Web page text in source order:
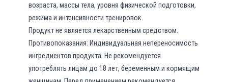
возраста, массы тела, уровня физической подготовки,
режима и интенсивности тренировок.
Продукт не является лекарственным средством.
Противопоказания: Индивидуальная непереносимость
ингредиентов продукта. Не рекомендуется
употреблять лицам до 18 лет, беременным и кормящим